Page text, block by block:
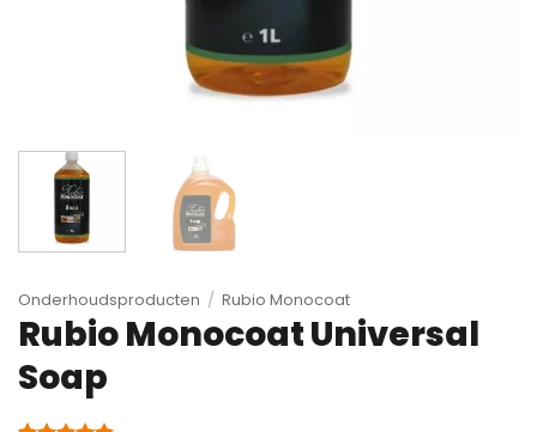
Onderhoudsproducten / Rubio Monocoat
Rubio Monocoat Universal
Soap